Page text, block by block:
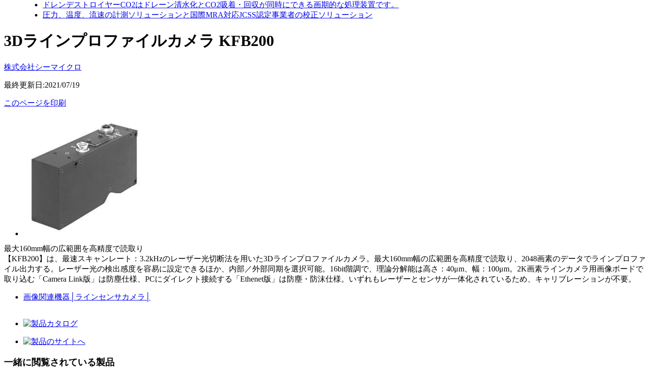
ドレンデストロイヤーCO2はドレーン清水化とCO2吸着・回収が同時にできる画期的な処理装置です。
圧力、温度、流速の計測ソリューションと国際MRA対応JCSS認定事業者の校正ソリューション
3Dラインプロファイルカメラ KFB200
株式会社シーマイクロ
最終更新日:2021/07/19
このページを印刷
最大160mm幅の広範囲を高精度で読取り
【KFB200】は、最速スキャンレート：3.2kHzのレーザー光切断法を用いた3Dラインプロファイルカメラ。最大160mm幅の広範囲を高精度で読取り、2048画素のデータでラインプロファ
イル出力する。レーザー光の検出感度を容易に設定できるほか、内部／外部同期を選択可能。16bit階調で、理論分解能は高さ：40μm、幅：100μm。2K画素ラインカメラ用画像ボードで
取り込む「Camera Link版」は防塵仕様、PCにダイレクト接続する「Ethenet版」は防塵・防沫仕様。いずれもレーザーとセンサが一体化されているため、キャリブレーションが不要。
画像関連機器 ラインセンサカメラ
一緒に閲覧されている製品